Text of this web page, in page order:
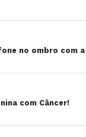
no ombro com
com Câncer!